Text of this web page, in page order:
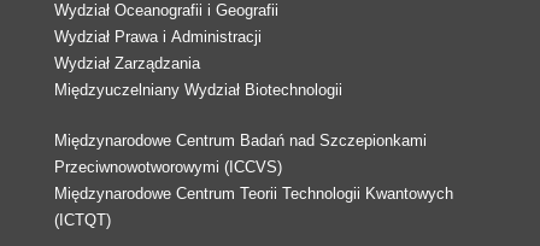
Wydział Oceanografii i Geografii
Wydział Prawa i Administracji
Wydział Zarządzania
Międzyuczelniany Wydział Biotechnologii
Międzynarodowe Centrum Badań nad Szczepionkami
Przeciwnowotworowymi (ICCVS)
Międzynarodowe Centrum Teorii Technologii Kwantowych
(ICTQT)